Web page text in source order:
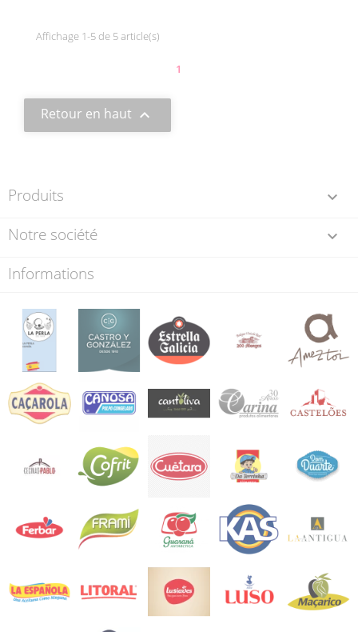
Affichage 1-5 de 5 article(s)
1
Retour en haut 
Produits 
Notre société 
Informations